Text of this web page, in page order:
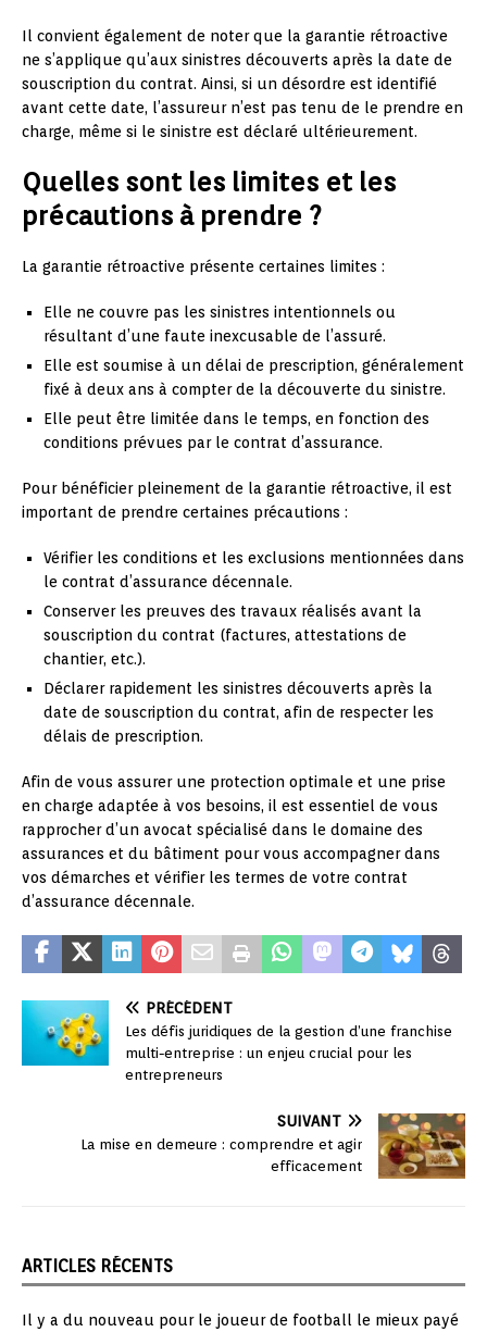
Il convient également de noter que la garantie rétroactive
ne s’applique qu’aux sinistres découverts après la date de
souscription du contrat. Ainsi, si un désordre est identifié
avant cette date, l’assureur n’est pas tenu de le prendre en
charge, même si le sinistre est déclaré ultérieurement.
Quelles sont les limites et les
précautions à prendre ?
La garantie rétroactive présente certaines limites :
Elle ne couvre pas les sinistres intentionnels ou
résultant d’une faute inexcusable de l’assuré.
Elle est soumise à un délai de prescription, généralement
fixé à deux ans à compter de la découverte du sinistre.
Elle peut être limitée dans le temps, en fonction des
conditions prévues par le contrat d’assurance.
Pour bénéficier pleinement de la garantie rétroactive, il est
important de prendre certaines précautions :
Vérifier les conditions et les exclusions mentionnées dans
le contrat d’assurance décennale.
Conserver les preuves des travaux réalisés avant la
souscription du contrat (factures, attestations de
chantier, etc.).
Déclarer rapidement les sinistres découverts après la
date de souscription du contrat, afin de respecter les
délais de prescription.
Afin de vous assurer une protection optimale et une prise
en charge adaptée à vos besoins, il est essentiel de vous
rapprocher d’un avocat spécialisé dans le domaine des
assurances et du bâtiment pour vous accompagner dans
vos démarches et vérifier les termes de votre contrat
d’assurance décennale.
PRÉCÉDENT
Les défis juridiques de la gestion d’une franchise
multi-entreprise : un enjeu crucial pour les
entrepreneurs
SUIVANT
La mise en demeure : comprendre et agir
efficacement
ARTICLES RÉCENTS
Il y a du nouveau pour le joueur de football le mieux payé